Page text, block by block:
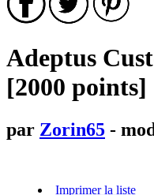
Adeptus
[2000 points]
par Zorin65 -
Imprimer la liste